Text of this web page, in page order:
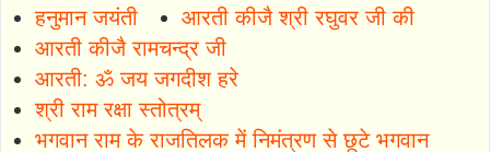
हनुमान जयंती
आरती कीजै श्री रघुवर जी की
आरती कीजै रामचन्द्र जी
आरती: ॐ जय जगदीश हरे
श्री राम रक्षा स्तोत्रम्
भगवान राम के राजतिलक में निमंत्रण से छूटे भगवान